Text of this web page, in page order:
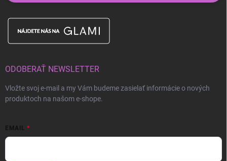
ODOBERAŤ NEWSLETTER
Vložte svoj e-mail a my Vám budeme zasielať informácie o nových
produktoch na našom e-shope.
EMAIL